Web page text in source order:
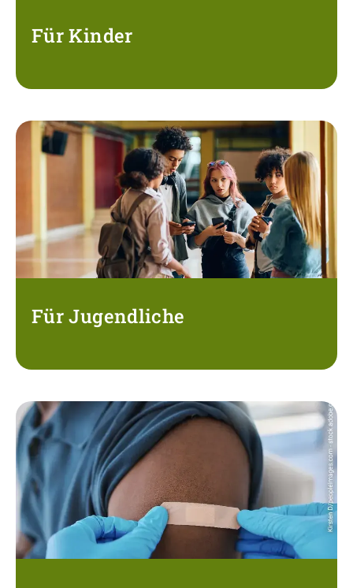
Für Kinder
Für Jugendliche